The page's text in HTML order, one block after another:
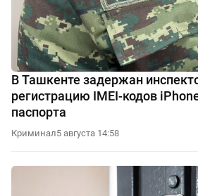
В Ташкенте задержан
регистрацию IMEI-кодов
паспорта
Криминал5 августа 14:58